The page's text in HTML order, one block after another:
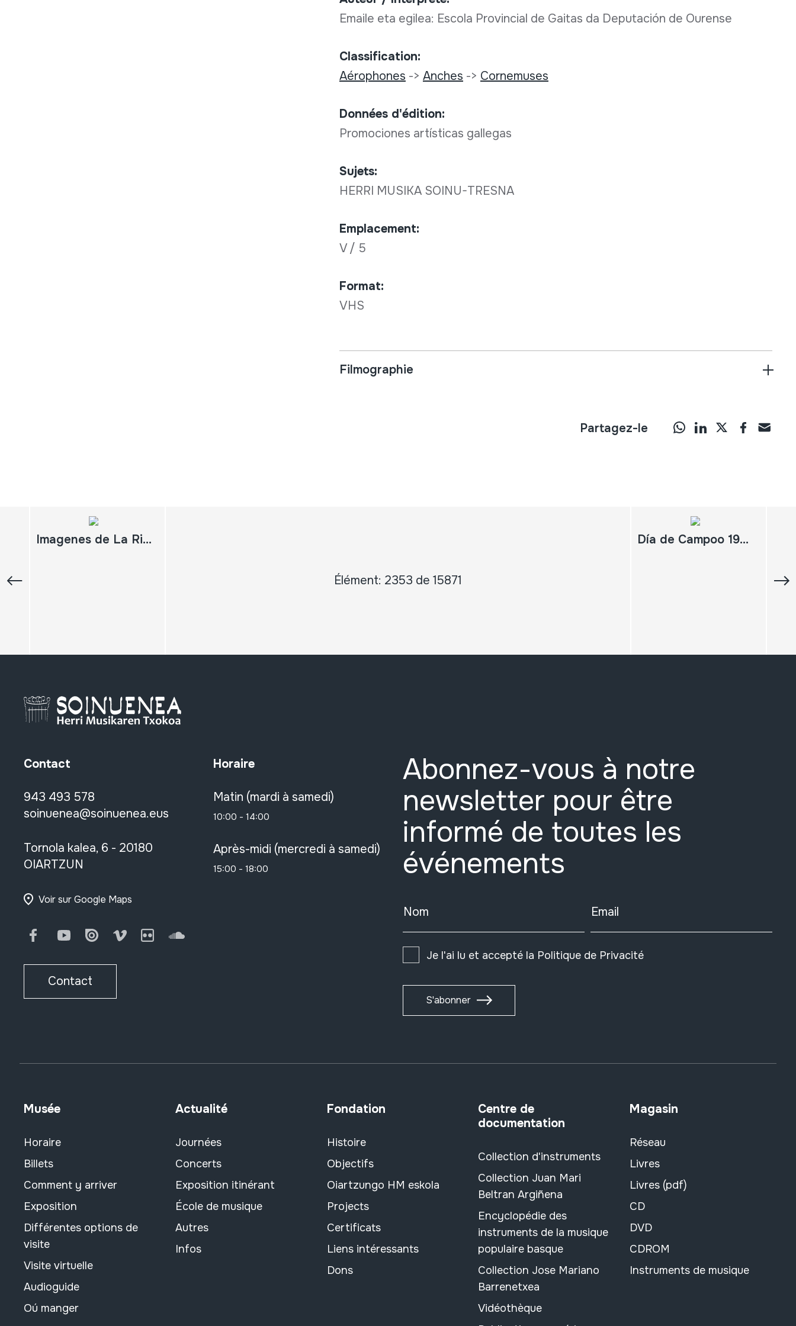
Emaile eta egilea: Escola Provincial de Gaitas da Deputación de Ourense
Classification:
Aérophones -> Anches -> Cornemuses
Données d'édition:
Promociones artísticas gallegas
Sujets:
HERRI MUSIKA SOINU-TRESNA
Emplacement:
V / 5
Format:
VHS
Filmographie
Partagez-le
Élément: 2353 de 15871
Imagenes de La Rioja Día de Campoo 1997
Contact
943 493 578
soinuenea@soinuenea.eus
Tornola kalea, 6 - 20180
OIARTZUN
Voir sur Google Maps
FacebookYoutubeIssuu Vimeo FlickrSoundCloud
Contact
Horaire
Matin (mardi à samedi)
10:00 - 14:00
Après-midi (mercredi à samedi)
15:00 - 18:00
Abonnez-vous à notre
newsletter pour être
informé de toutes les
événements
Nom Email
Je l'ai lu et accepté la Politique de Privacité
S'abonner
Musée
Horaire
Billets
Comment y arriver
Exposition
Différentes options de
visite
Visite virtuelle
Audioguide
Oú manger
Actualité
Journées
Concerts
Exposition itinérant
École de musique
Autres
Infos
Fondation
Histoire
Objectifs
Oiartzungo HM eskola
Projects
Certificats
Liens intéressants
Dons
Centre de
documentation
Collection d'instruments
Collection Juan Mari
Beltran Argiñena
Encyclopédie des
instruments de la musique
populaire basque
Collection Jose Mariano
Barrenetxea
Vidéothèque
Magasin
Réseau
Livres
Livres (pdf)
CD
DVD
CDROM
Instruments de musique